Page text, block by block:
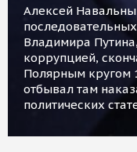
Алексей
Владимира
коррупцией,
Полярным кругом
отбывал там
политических